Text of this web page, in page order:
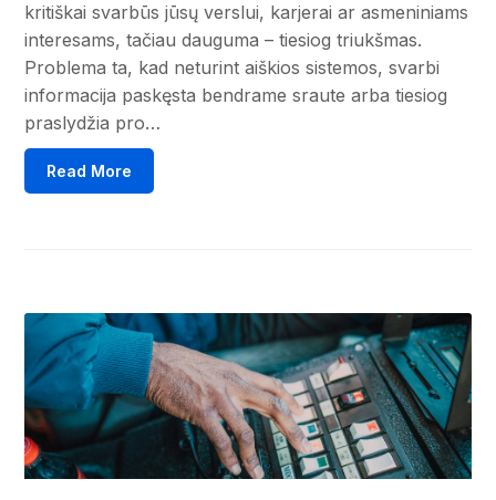
kritiškai svarbūs jūsų verslui, karjerai ar asmeniniams
interesams, tačiau dauguma – tiesiog triukšmas.
Problema ta, kad neturint aiškios sistemos, svarbi
informacija paskęsta bendrame sraute arba tiesiog
praslydžia pro…
Read More